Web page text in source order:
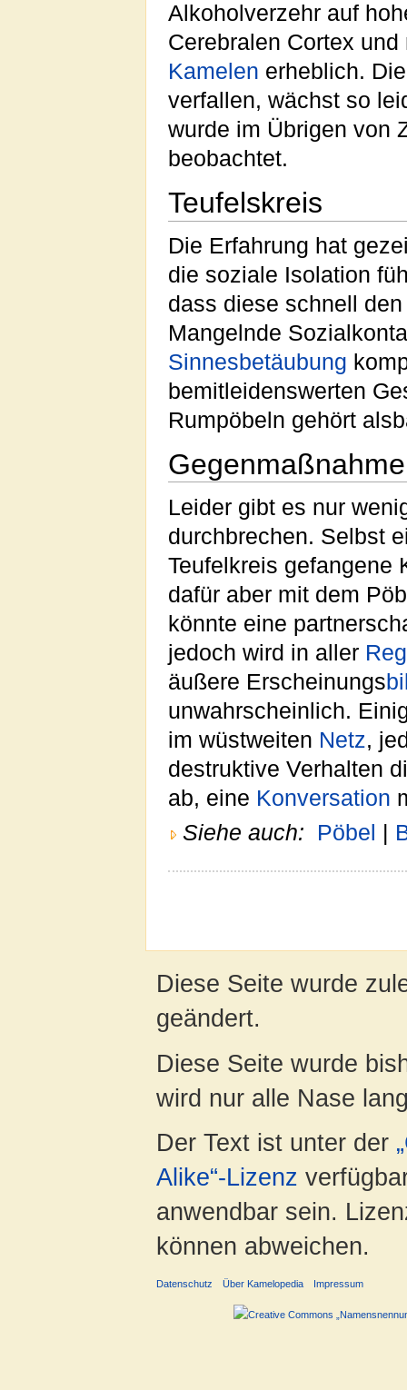
Alkoholverzehr auf
Cerebralen Cortex
Kamelen erheblich.
verfallen, wächst so
wurde im Übrigen von
beobachtet.
Teufelskreis
Die Erfahrung hat
die soziale Isolation
dass diese schnell den
Mangelnde
Sinnesbetäubung
bemitleidenswerten
Rumpöbeln gehört
Leider gibt es nur
durchbrechen. Selbst
Teufelkreis gefangene
dafür aber mit dem
könnte eine
jedoch wird in aller
äußere Erscheinungs
unwahrscheinlich.
im wüstweiten Netz,
destruktive Verhalten
ab, eine Konversation
Siehe auch:
Pöbel
Diese Seite wurde
geändert.
Diese Seite wurde
wird nur alle Nase
Der Text ist unter der
Alike“-Lizenz
anwendbar sein.
können abweichen.
Datenschutz Über Kamelopedia Impressum